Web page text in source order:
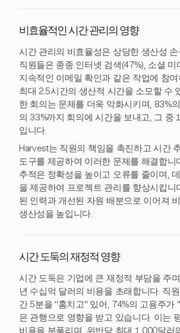
비효율적인 시간 관리의 영향
시간 관리의 비효율성은 상당한 생산성
직원들은 종종 인터넷 검색(47%), 소셜 미
지속적인 이메일 확인과 같은 작업에 참
최대 2.5시간의 생산적 시간을 소모할 수
한 회의는 문제를 더욱 악화시키며, 83%
의 33%까지 회의에 시간을 보내고, 그 중
입니다.
Harvest는 직원의 책임을 촉진하고 시간
도구를 제공하여 이러한 문제를 해결합니
추적은 정확성을 높이고 오류를 줄이며,
을 제공하여 프로젝트 관리를 향상시킵니
된 인력과 개선된 자원 배분으로 이어져
생산성을 높입니다.
시간 도둑의 재정적 영향
시간 도둑은 기업에 큰 재정적 부담을 주
년 수십억 달러의 비용을 초래합니다. 직
간 5분을 "훔치고" 있어, 74%의 고용주가
은 관행으로 영향을 받고 있습니다. 이는
비용을 부풀리며, 위반당 최대 1,000달러